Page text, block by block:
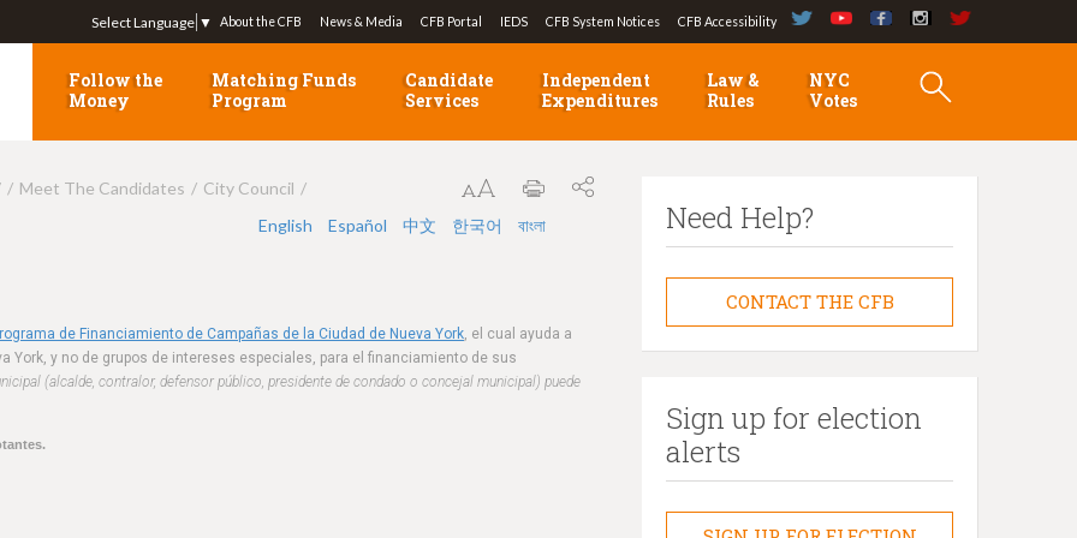
Jump to navigation
Select Language ▼ About the CFB News & Media CFB Portal IEDS CFB System Notices CFB Accessibility
Follow the
Money
Matching Funds
Program
Candidate
Services
Independent
Expenditures
Law &
Rules
NYC
Votes
Meet The Candidates
City Council
English
Español 中文 한국어 বাংলা
de Financiamiento de Campañas de la Ciudad de Nueva York, el cual ayuda a
York, y no de grupos de intereses especiales, para el financiamiento de sus
(alcalde, contralor, defensor público, presidente de condado o concejal municipal) puede
Need Help?
CONTACT THE CFB
Sign up for election
alerts